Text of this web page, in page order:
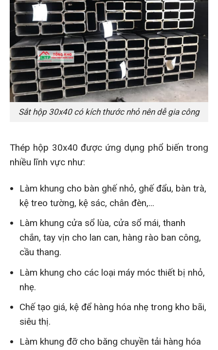
Sắt hộp 30x40 có kích thước nhỏ nên dễ gia công
Thép hộp 30x40 được ứng dụng phổ biến trong
nhiều lĩnh vực như:
Làm khung cho bàn ghế nhỏ, ghế đẩu, bàn trà,
kệ treo tường, kệ sác, chân đèn,...
Làm khung cửa sổ lùa, cửa sổ mái, thanh
chắn, tay vịn cho lan can, hàng rào ban công,
cầu thang.
Làm khung cho các loại máy móc thiết bị nhỏ,
nhẹ.
Chế tạo giá, kệ để hàng hóa nhẹ trong kho bãi,
siêu thị.
Làm khung đỡ cho băng chuyền tải hàng hóa